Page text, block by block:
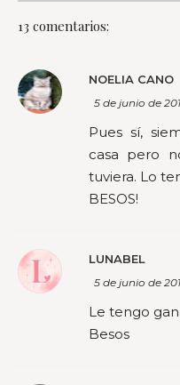
13 comentarios:
NOELIA CANO
5 de junio de
Pues sí,
casa pero
tuviera. Lo
BESOS!
LUNABEL
5 de junio de
Le tengo
Besos